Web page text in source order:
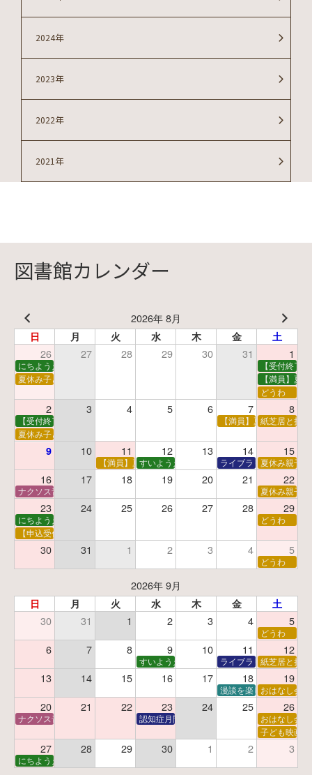
2024年
2023年
2022年
2021年
図書館カレンダー
2026年 8月
日 月 火 水 木 金 土
26 27 28 29 30 31 1
にちようえほん
【受付終了
夏休み子ども映画会
【満員】夏
どうわ
2 3 4 5 6 7 8
【受付終了】親子で挑戦！調べ学習ワークショップ 【満員】夏休み科学あ
紙芝居と折
夏休み子ども平和映画会
9 10 11 12 13 14 15
【満員】夏休みおはなし工作会
すいようえほん ライブラリーシアター
夏休み親子
16 17 18 19 20 21 22
ナクソス音楽会 第5回 NHK交響楽団創立100年 夏休み親子
23 24 25 26 27 28 29
にちようえほん
どうわ
【申込受付中】ゆうべのこわ～いおはなし会
30 31 1 2 3 4 5
どうわ
2026年 9月
日 月 火 水 木 金 土
30 31 1 2 3 4 5
どうわ
6 7 8 9 10 11 12
すいようえほん ライブラリーシアター
紙芝居と折
13 14 15 16 17 18 19
漫談を楽しむ会 ～漫談
おはなし会
20 21 22 23 24 25 26
ナクソス音楽会 第6回 宇宙を感じるクラシック認知症月間 特別映画会「調査屋マオさんの恋
おはなし会
子ども映画会
27 28 29 30 1 2 3
にちようえほん